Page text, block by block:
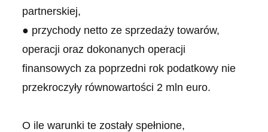
partnerskiej,
● przychody netto ze sprzedaży towarów,
operacji oraz dokonanych operacji
finansowych za poprzedni rok podatkowy nie
przekroczyły równowartości 2 mln euro.
O ile warunki te zostały spełnione,